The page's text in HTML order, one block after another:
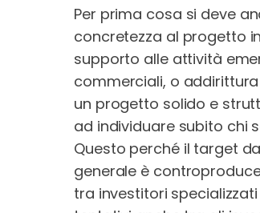
Per prima cosa si deve
concretezza al progetto
supporto alle attività
commerciali, o
un progetto solido e
ad individuare subito chi
Questo perché il target
generale è
tra investitori